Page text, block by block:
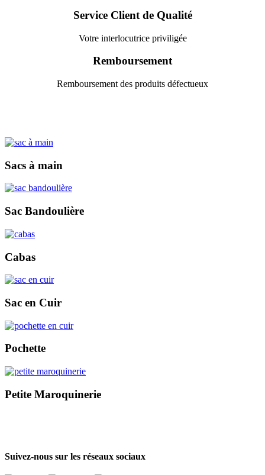
Service Client de Qualité
Votre interlocutrice priviligée
Remboursement
Remboursement des produits défectueux
Sacs à main
Sac Bandoulière
Cabas
Sac en Cuir
Pochette
Petite Maroquinerie
Suivez-nous sur les réseaux sociaux